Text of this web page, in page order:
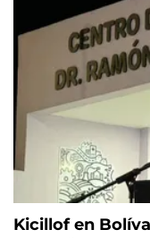
Kicillof en